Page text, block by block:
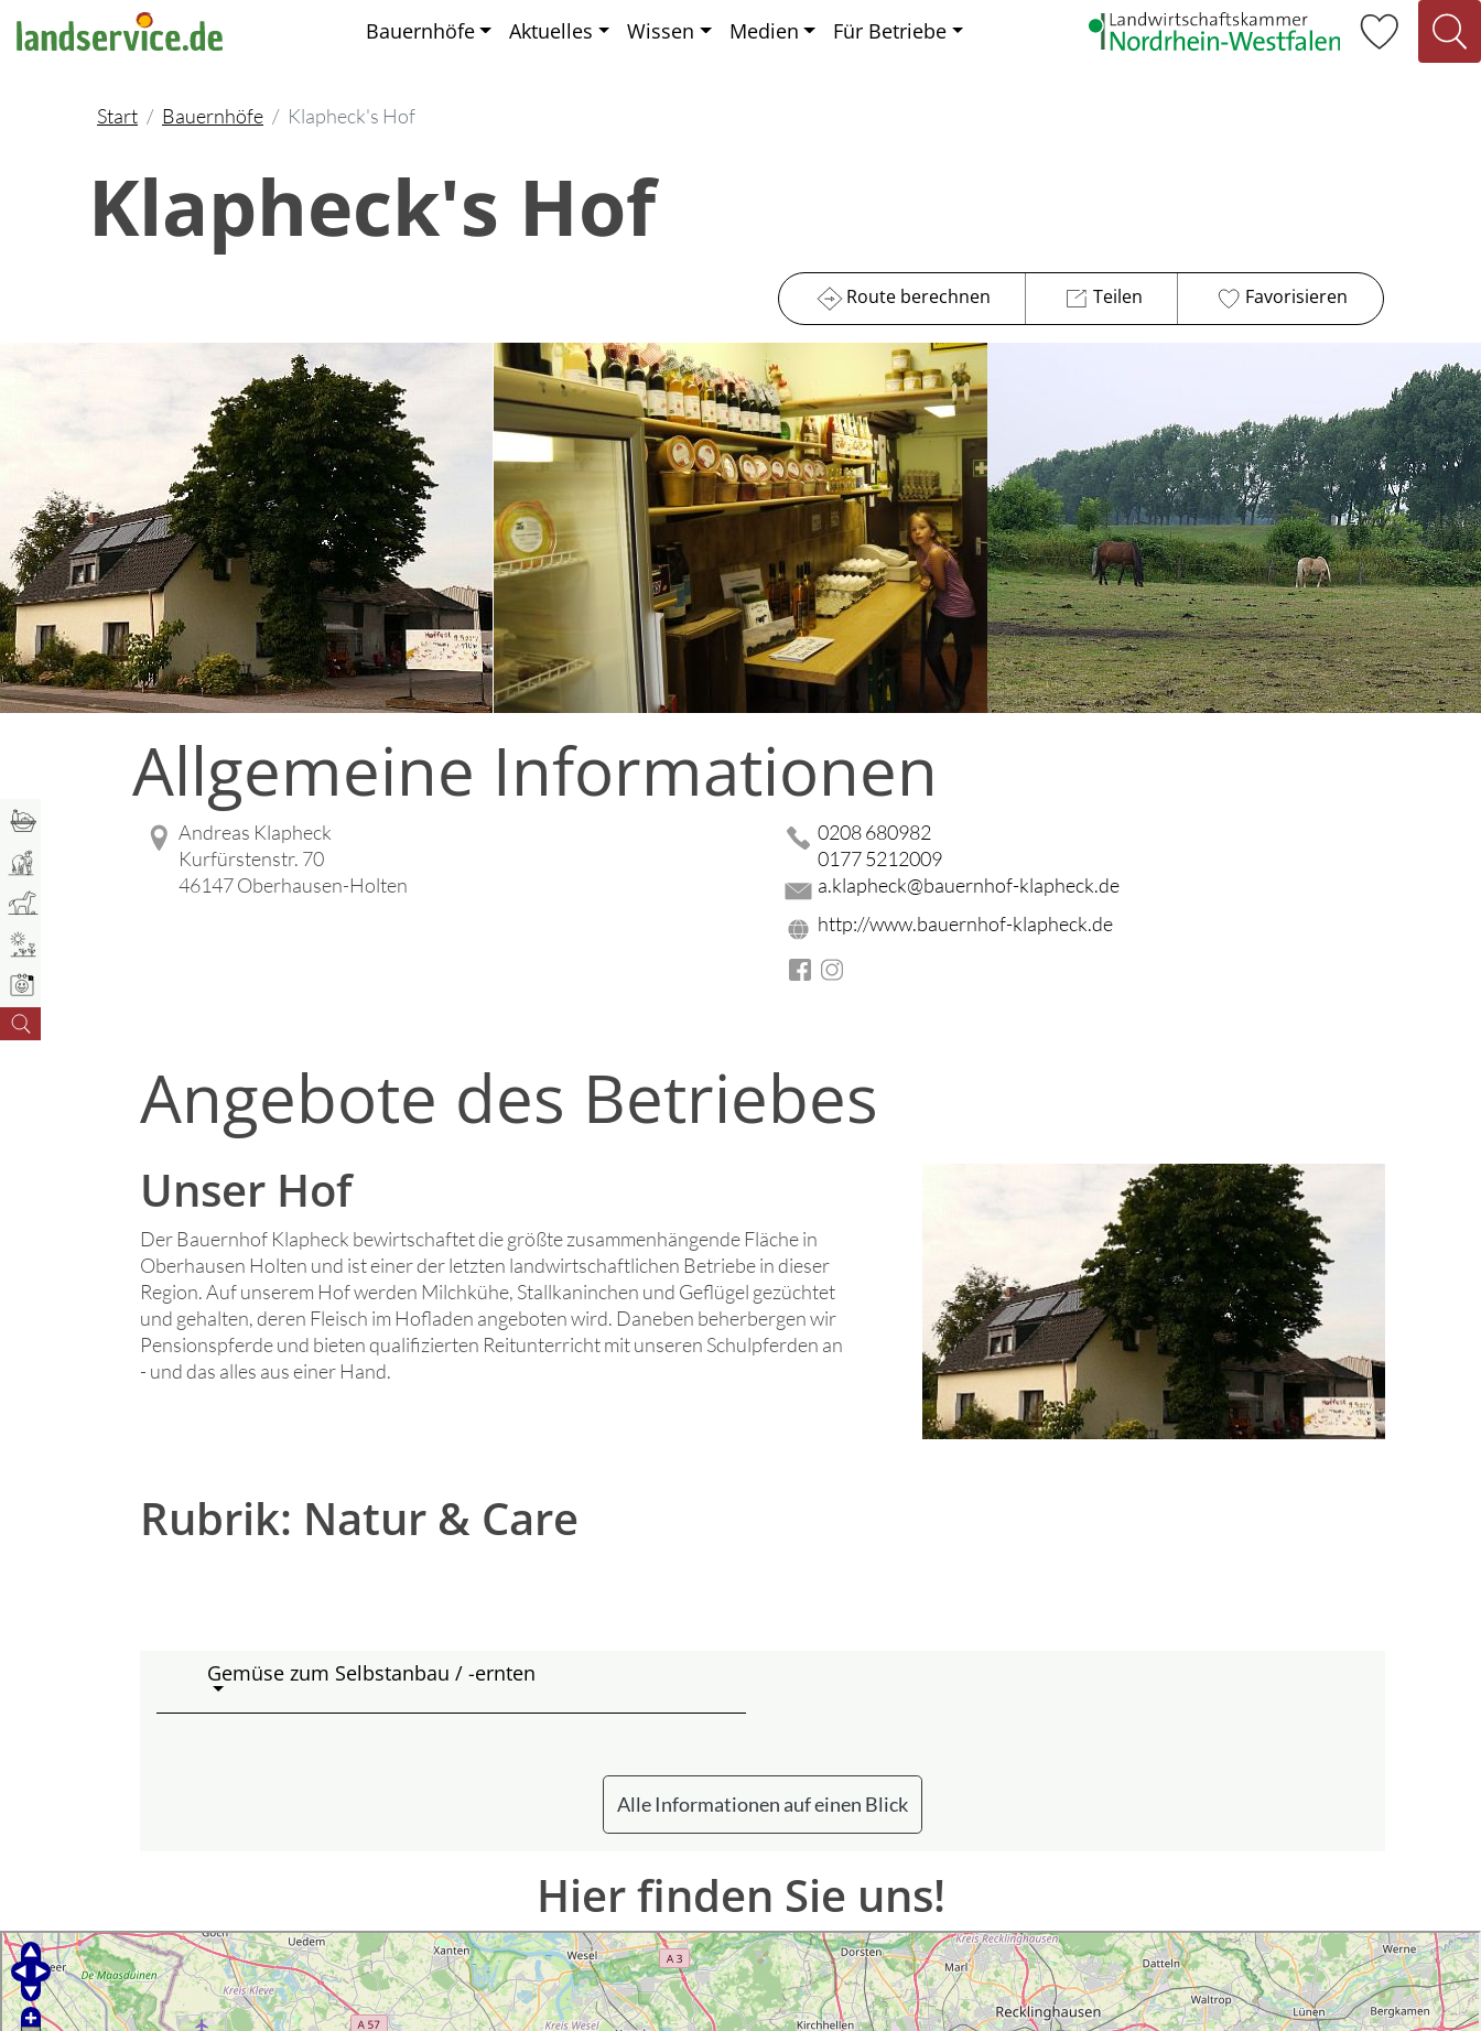
Bauernhöfe Aktuelles Wissen Medien Für Betriebe
Start Bauernhöfe Klapheck's Hof
Klapheck's Hof
Route berechnen Teilen Favorisieren
Allgemeine Informationen
Andreas Klapheck
Kurfürstenstr. 70
46147 Oberhausen-Holten
0208 680982
0177 5212009
a.klapheck@bauernhof-klapheck.de
http://www.bauernhof-klapheck.de
Angebote des Betriebes
Unser Hof
Der Bauernhof Klapheck bewirtschaftet die größte zusammenhängende Fläche in
Oberhausen Holten und ist einer der letzten landwirtschaftlichen Betriebe in dieser
Region. Auf unserem Hof werden Milchkühe, Stallkaninchen und Geflügel gezüchtet
und gehalten, deren Fleisch im Hofladen angeboten wird. Daneben beherbergen wir
Pensionspferde und bieten qualifizierten Reitunterricht mit unseren Schulpferden an
- und das alles aus einer Hand.
Rubrik: Natur & Care
Gemüse zum Selbstanbau / -ernten
Alle Informationen auf einen Blick
Hier finden Sie uns!